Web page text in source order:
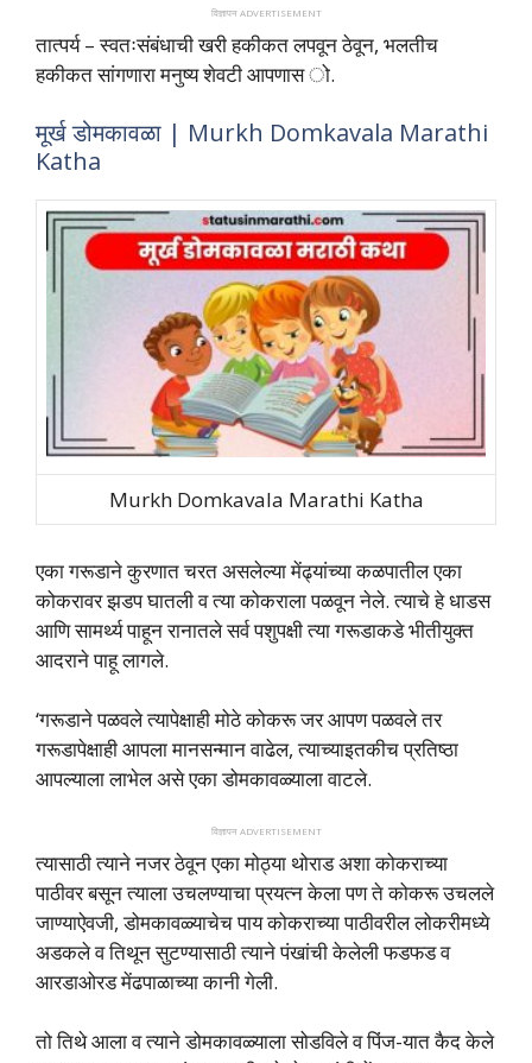
विज्ञापन ADVERTISEMENT
तात्पर्य – स्वतःसंबंधाची खरी हकीकत लपवून ठेवून, भलतीच
हकीकत सांगणारा मनुष्य शेवटी आपणास ो.
मूर्ख डोमकावळा | Murkh Domkavala Marathi
Katha
Murkh Domkavala Marathi Katha
एका गरूडाने कुरणात चरत असलेल्‍या मेंढ्यांच्‍या कळपातील एका
कोकरावर झडप घातली व त्‍या कोकराला पळवून नेले. त्‍याचे हे धाडस
आणि सामर्थ्‍य पाहून रानातले सर्व पशुपक्षी त्‍या गरूडाकडे भीतीयुक्‍त
आदराने पाहू लागले.
‘गरूडाने पळवले त्‍यापेक्षाही मोठे कोकरू जर आपण पळवले तर
गरूडापेक्षाही आपला मानसन्‍मान वाढेल, त्‍याच्‍याइतकीच प्रतिष्‍ठा
आपल्‍याला लाभेल असे एका डोमकावळ्याला वाटले.
विज्ञापन ADVERTISEMENT
त्‍यासाठी त्‍याने नजर ठेवून एका मोठ्या थोराड अशा कोकराच्‍या
पाठीवर बसून त्‍याला उचलण्‍याचा प्रयत्‍न केला पण ते कोकरू उचलले
जाण्‍याऐवजी, डोमकावळ्याचेच पाय कोकराच्‍या पाठीवरील लोकरीमध्‍ये
अडकले व तिथून सुटण्‍यासाठी त्‍याने पंखांची केलेली फडफड व
आरडाओरड मेंढपाळाच्‍या कानी गेली.
तो तिथे आला व त्‍याने डोमकावळ्याला सोडविले व पिंज-यात कैद केले